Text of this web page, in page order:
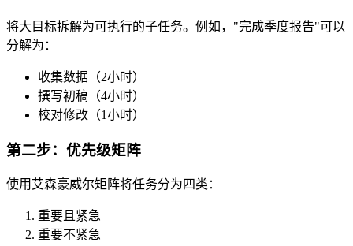
将大目标拆解为可执行的子任务。例如，"完成季度报告"可以
分解为：
收集数据（2小时）
撰写初稿（4小时）
校对修改（1小时）
第二步：优先级矩阵
使用艾森豪威尔矩阵将任务分为四类：
重要且紧急
重要不紧急